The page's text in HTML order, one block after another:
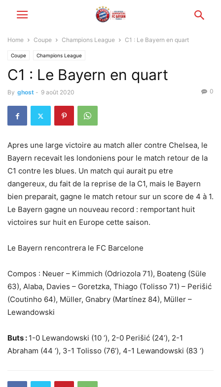
Home Coupe Champions League C1 : Le Bayern en quart
Coupe Champions League
C1 : Le Bayern en quart
By ghost - 9 août 2020 0
Apres une large victoire au match aller contre Chelsea, le
Bayern recevait les londoniens pour le match retour de la
C1 contre les blues. Un match qui aurait pu etre
dangereux, du fait de la reprise de la C1, mais le Bayern
bien preparait, gagne le match retour sur un score de 4 à 1.
Le Bayern gagne un nouveau record : remportant huit
victoires sur huit en Europe cette saison.
Le Bayern rencontrera le FC Barcelone
Compos : Neuer – Kimmich (Odriozola 71), Boateng (Süle
63), Alaba, Davies – Goretzka, Thiago (Tolisso 71) – Perišić
(Coutinho 64), Müller, Gnabry (Martínez 84), Müller –
Lewandowski
Buts : 1-0 Lewandowski (10 ‘), 2-0 Perišić (24’), 2-1
Abraham (44 ‘), 3-1 Tolisso (76’), 4-1 Lewandowski (83 ‘)